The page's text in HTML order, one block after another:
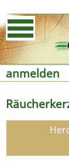
anmelden